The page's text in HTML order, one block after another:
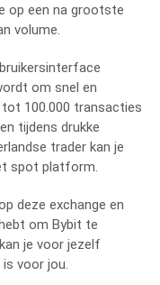
op een na grootste
volume.
om snel en
tot 100.000 transacties
tijdens drukke
trader kan je
spot platform.
deze exchange en
om Bybit te
je voor jezelf
voor jou.